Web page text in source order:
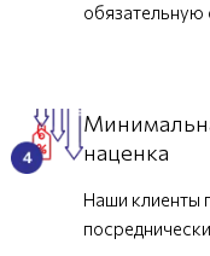
наценка
Наши клиенты